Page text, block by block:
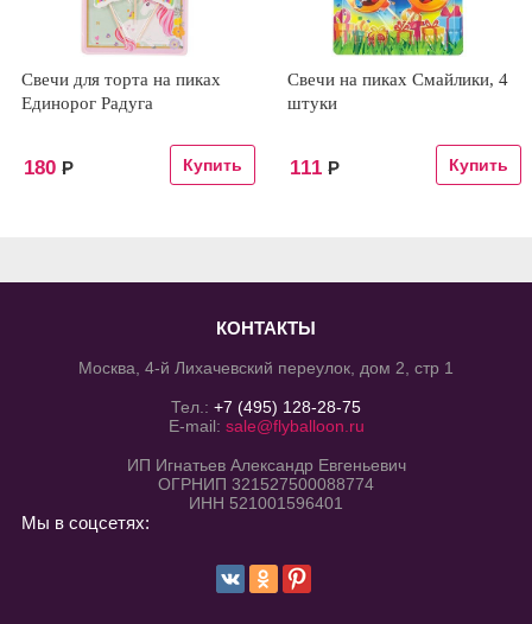
Свечи для торта на пиках
Единорог Радуга
180 Р
Свечи на пиках Смайлики, 4
штуки
111 Р
КОНТАКТЫ
Москва, 4-й Лихачевский переулок, дом 2, стр 1
Тел.: +7 (495) 128-28-75
E-mail: sale@flyballoon.ru
ИП Игнатьев Александр Евгеньевич
ОГРНИП 321527500088774
ИНН 521001596401
Мы в соцсетях: